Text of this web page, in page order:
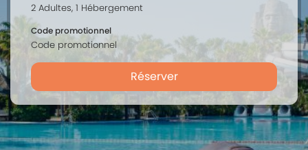
Code promotionnel
Réserver